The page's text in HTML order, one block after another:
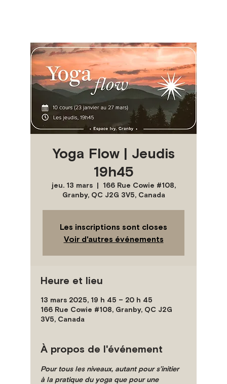
Yoga Flow | Jeudis
19h45
jeu. 13 mars
  |
166 Rue Cowie #108,
Granby, QC J2G 3V5, Canada
Les inscriptions sont closes
Voir d'autres événements
Heure et lieu
13 mars 2025, 19 h 45 – 20 h 45
166 Rue Cowie #108, Granby, QC J2G
3V5, Canada
À propos de l'événement
Pour tous les niveaux, autant pour s’initier
à la pratique du yoga que pour une